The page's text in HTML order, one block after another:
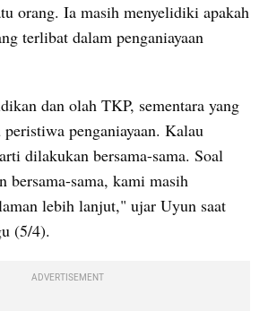
orang. Ia masih menyelidiki apakah
terlibat dalam penganiayaan
dan olah TKP, sementara yang
penganiayaan. Kalau
dilakukan bersama-sama. Soal
bersama-sama, kami masih
lebih lanjut," ujar Uyun saat
(5/4).
ADVERTISEMENT